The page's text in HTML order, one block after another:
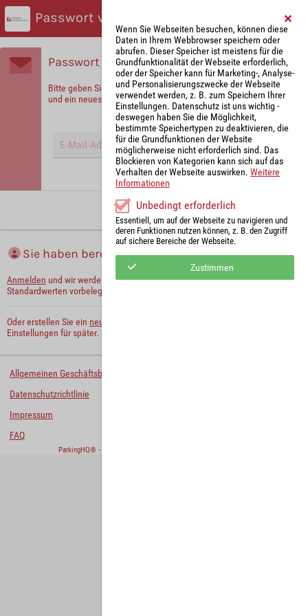
Passwort vergessen?
Sie haben bereits ein Konto?
Anmelden und wir werden die notwendigen Informationen mit Ihren
Standardwerten vorbelegen.
Oder erstellen Sie ein neues Benutzerkonto
Einstellungen für später.
Passwort vergessen?
Bitte geben Sie Ihre E-Mail-Adresse ein, um sich zu identifizieren
und ein neues Passwort zu erhalten!
Hinweis: Mit (*) gekennzeichnete Felder sind Pflichtfelder.
Neues Passwort anfordern
Allgemeinen Geschäftsbedingungen
Datenschutzrichtlinie
Impressum
FAQ
ParkingHQ® - eine Lösung von
Wenn Sie Webseiten besuchen, können diese
Daten in Ihrem Webbrowser speichern oder
abrufen. Dieser Speicher ist meistens für die
Grundfunktionalität der Webseite erforderlich,
oder der Speicher kann für Marketing-, Analyse-
und Personalisierungszwecke der Webseite
verwendet werden, z. B. zum Speichern Ihrer
Einstellungen. Datenschutz ist uns wichtig -
deswegen haben Sie die Möglichkeit,
bestimmte Speichertypen zu deaktivieren, die
für die Grundfunktionen der Website
möglicherweise nicht erforderlich sind. Das
Blockieren von Kategorien kann sich auf das
Verhalten der Webseite auswirken. Weitere
Informationen
Unbedingt erforderlich
Essentiell, um auf der Webseite zu navigieren und
deren Funktionen nutzen können, z. B. den Zugriff
auf sichere Bereiche der Webseite.
Zustimmen